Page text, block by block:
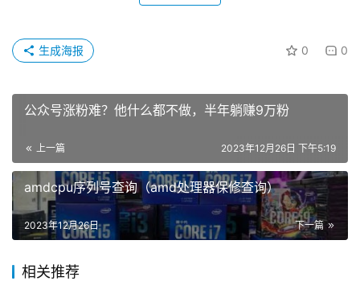
0 0
生成海报
公众号涨粉难？他什么都不做，半年躺赚9万粉
上一篇 2023年12月26日 下午5:19
amdcpu序列号查询（amd处理器保修查询）
下一篇
2023年12月26日
相关推荐